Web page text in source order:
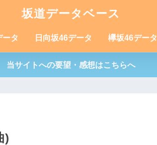
坂道データベース
ータ 日向坂46データ 欅坂46データ
当サイトへの要望・感想はこちらへ
)